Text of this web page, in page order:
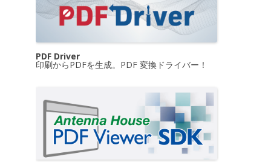
PDF Driver
印刷からPDFを生成。PDF 変換ドライバー！